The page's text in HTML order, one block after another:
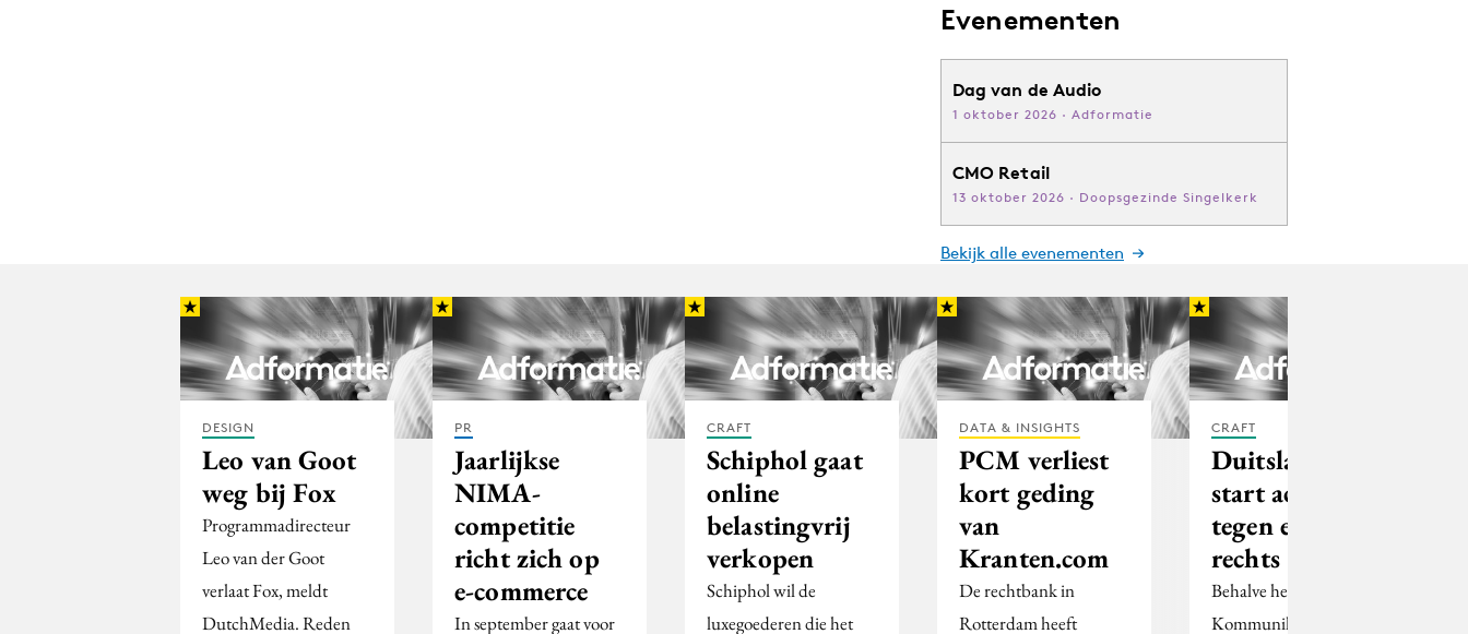
Evenementen
Dag van de Audio
1 oktober 2026 · Adformatie
CMO Retail
13 oktober 2026 · Doopsgezinde Singelkerk
Bekijk alle evenementen
DESIGN
Leo van Goot
weg bij Fox
Programmadirecteur
Leo van der Goot
verlaat Fox, meldt
DutchMedia. Reden
PR
Jaarlijkse
NIMA-
competitie
richt zich op
e-commerce
In september gaat voor
CRAFT
Schiphol gaat
online
belastingvrij
verkopen
Schiphol wil de
luxegoederen die het
DATA & INSIGHTS
PCM verliest
kort geding
van
Kranten.com
De rechtbank in
Rotterdam heeft
CRAFT
Duitsland
start acties
tegen extreem-
rechts
Behalve het
Kommunikationsverband,